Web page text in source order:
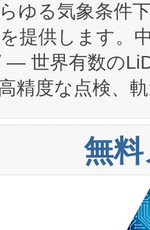
幅に拡大する
Continuous
、施設設計・
転および知的
ングカリキュ
化段階におけ
び立ち上げ調整
のバイオ
品について、自
は、日本にあ
蔵システム（
のAI搭載プラ
、運用に至る
、確保する事
データセンター
きな負担をかけ
減という課題
にし、ピーク
ゆる気象条件
提供します。
— 世界有数の
精度な点検、
けるバルク材
Avia 2」を発
1,000メート
を切り替えるこ
などの細かな対
無